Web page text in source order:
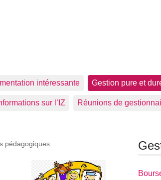
intéressante Gestion pure et
sur l’IZ Réunions de
pédagogiques